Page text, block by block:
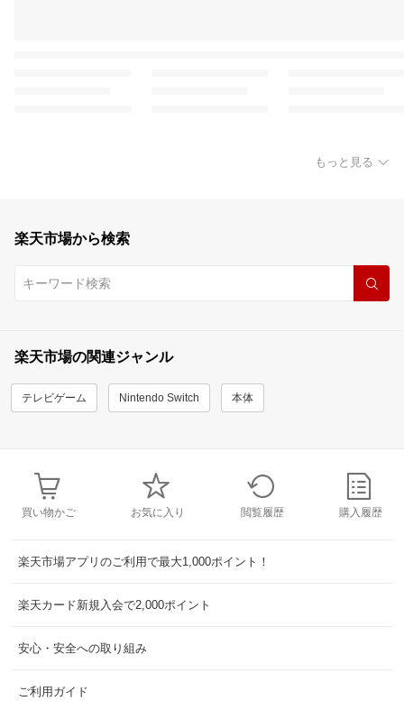
もっと見る
楽天市場から検索
楽天市場の関連ジャンル
テレビゲーム Nintendo Switch 本体
買い物かご お気に入り 閲覧履歴 購入履歴
楽天市場アプリのご利用で最大1,000ポイント！
楽天カード新規入会で2,000ポイント
安心・安全への取り組み
ご利用ガイド